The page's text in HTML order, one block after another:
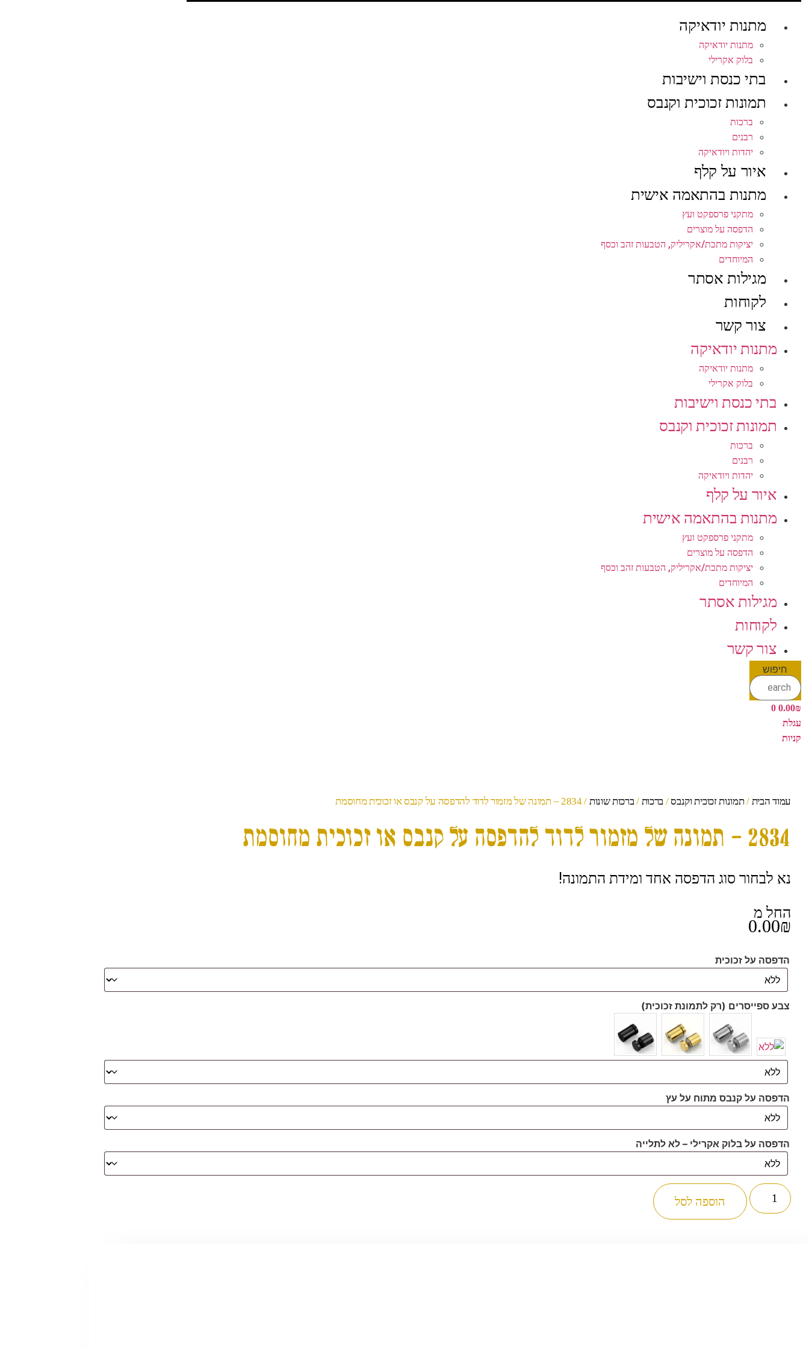
מתנות יודאיקה
מתנות יודאיקה
בלוק אקרילי
בתי כנסת וישיבות
תמונות זכוכית וקנבס
ברכות
רבנים
יהדות ויודאיקה
איור על קלף
מתנות בהתאמה אישית
מתקני פרספקט ועץ
הדפסה על מוצרים
יציקות מתכת/אקריליק, הטבעות זהב וכסף
המיוחדים
מגילות אסתר
לקוחות
צור קשר
מתנות יודאיקה
מתנות יודאיקה
בלוק אקרילי
בתי כנסת וישיבות
תמונות זכוכית וקנבס
ברכות
רבנים
יהדות ויודאיקה
איור על קלף
מתנות בהתאמה אישית
מתקני פרספקט ועץ
הדפסה על מוצרים
יציקות מתכת/אקריליק, הטבעות זהב וכסף
המיוחדים
מגילות אסתר
לקוחות
צור קשר
חיפוש
0.00₪
0
עגלת
קניות
עמוד הבית /תמונות זכוכית וקנבס/ ברכות /ברכות שונות / 2834 – תמונה של מזמור לדוד להדפסה על קנבס או זכוכית מחוסמת
2834 – תמונה של מזמור לדוד להדפסה על קנבס או זכוכית מחוסמת
נא לבחור סוג הדפסה אחד ומידת התמונה!
החל מ
0.00₪
הדפסה על זכוכית
צבע ספייסרים (רק לתמונת זכוכית)
הדפסה על קנבס מתוח על עץ
הדפסה על בלוק אקרילי – לא לתלייה
כמות
של
2834
הוספה לסל